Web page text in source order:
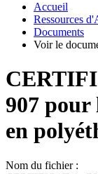
Accueil
Ressources
Documents
Voir le
907 pour
en
Nom du fichier :